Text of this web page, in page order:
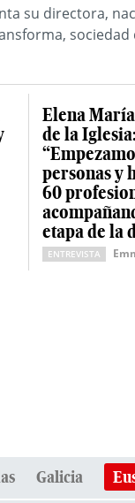
su directora,
sociedad
Elena
de la Iglesia:
personas y
60
etapa de la
ENTREVISTA
Galicia